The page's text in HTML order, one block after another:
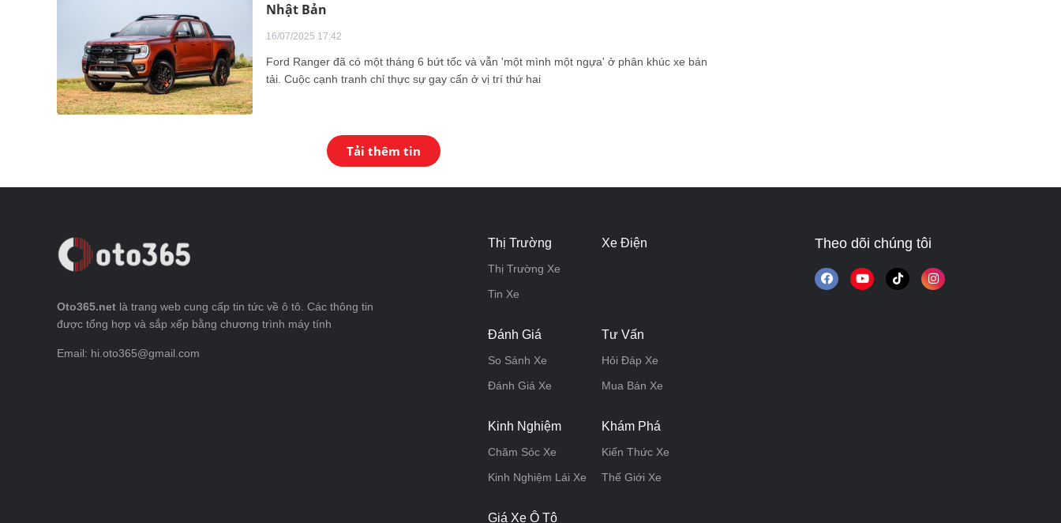
Nhật Bản
16/07/2025 17:42
Ford Ranger đã có một tháng 6 bứt tốc và vẫn 'một mình một ngựa' ở phân khúc xe bán
tải. Cuộc cạnh tranh chỉ thực sự gay cấn ở vị trí thứ hai
Tải thêm tin
Oto365.net là trang web cung cấp tin tức về ô tô. Các thông tin
được tổng hợp và sắp xếp bằng chương trình máy tính
Email: hi.oto365@gmail.com
Thị Trường
Thị Trường Xe
Tin Xe
Xe Điện
Đánh Giá
So Sánh Xe
Đánh Giá Xe
Tư Vấn
Hỏi Đáp Xe
Mua Bán Xe
Kinh Nghiệm
Chăm Sóc Xe
Kinh Nghiệm Lái Xe
Khám Phá
Kiến Thức Xe
Thế Giới Xe
Giá Xe Ô Tô
Theo dõi chúng tôi